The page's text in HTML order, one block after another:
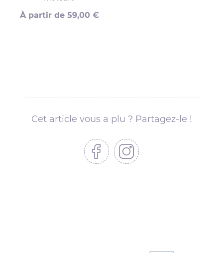
À partir de 59,00 €
Cet article vous a plu ? Partagez-le !
Partager sur Facebook
Partager sur Instagram